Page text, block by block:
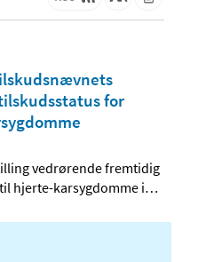
for
vedrørende fremtidig
hjerte-karsygdomme i…